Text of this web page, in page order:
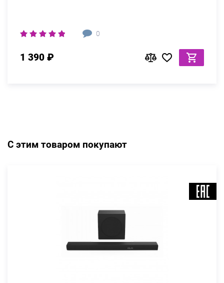
0
1 390 ₽
С этим товаром покупают